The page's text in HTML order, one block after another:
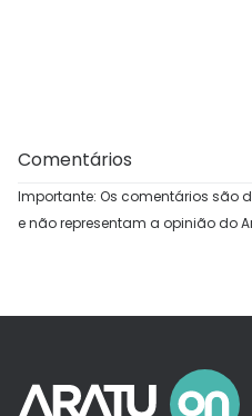
Comentários
Importante: Os comentários são
e não representam a opinião do